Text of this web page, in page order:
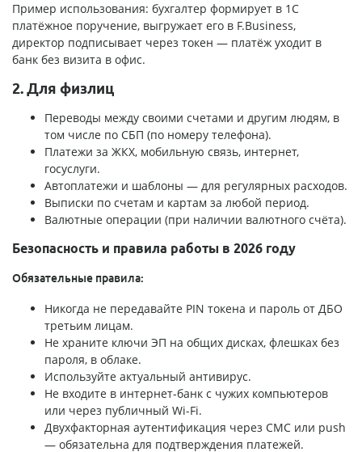
Пример использования: бухгалтер формирует в 1С
платёжное поручение, выгружает его в F.Business,
директор подписывает через токен — платёж уходит в
банк без визита в офис.
2. Для физлиц
Переводы между своими счетами и другим людям, в
том числе по СБП (по номеру телефона).
Платежи за ЖКХ, мобильную связь, интернет,
госуслуги.
Автоплатежи и шаблоны — для регулярных расходов.
Выписки по счетам и картам за любой период.
Валютные операции (при наличии валютного счёта).
Безопасность и правила работы в 2026 году
Обязательные правила:
Никогда не передавайте PIN токена и пароль от ДБО
третьим лицам.
Не храните ключи ЭП на общих дисках, флешках без
пароля, в облаке.
Используйте актуальный антивирус.
Не входите в интернет-банк с чужих компьютеров
или через публичный Wi-Fi.
Двухфакторная аутентификация через СМС или push
— обязательна для подтверждения платежей.